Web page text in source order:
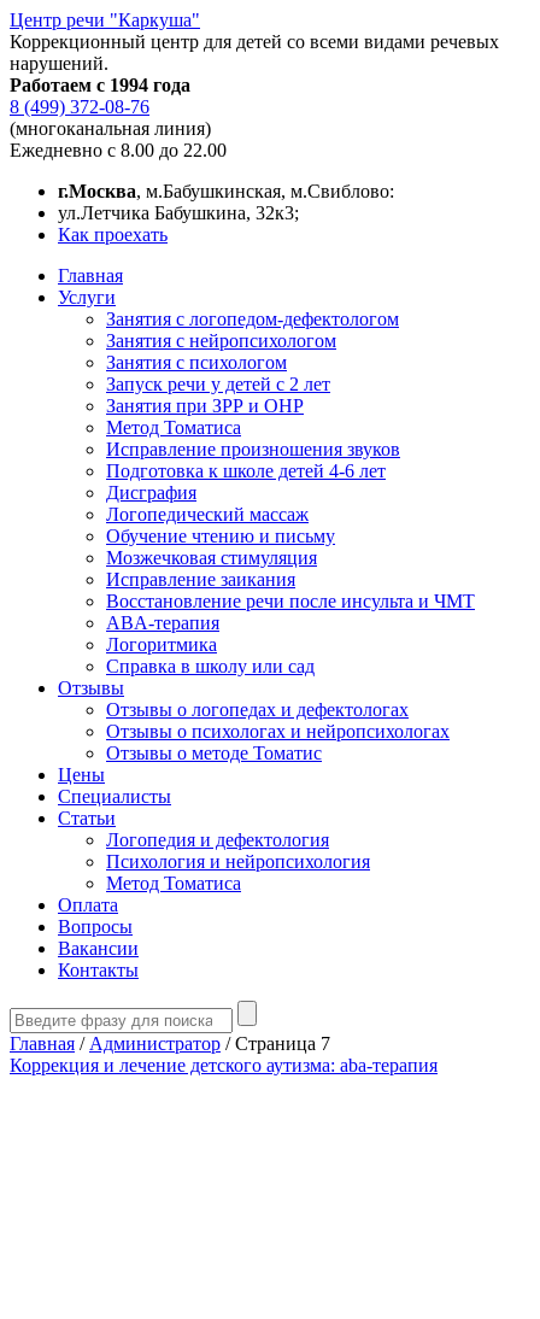
Центр речи "Каркуша"
Коррекционный центр для детей со всеми видами речевых
нарушений.
Работаем с 1994 года
8 (499) 372-08-76
(многоканальная линия)
Ежедневно с 8.00 до 22.00
г.Москва, м.Бабушкинская, м.Свиблово:
ул.Летчика Бабушкина, 32к3;
Как проехать
Главная
Услуги
Занятия с логопедом-дефектологом
Занятия с нейропсихологом
Занятия с психологом
Запуск речи у детей с 2 лет
Занятия при ЗРР и ОНР
Метод Томатиса
Исправление произношения звуков
Подготовка к школе детей 4-6 лет
Дисграфия
Логопедический массаж
Обучение чтению и письму
Мозжечковая стимуляция
Исправление заикания
Восстановление речи после инсульта и ЧМТ
ABA-терапия
Логоритмика
Справка в школу или сад
Отзывы
Отзывы о логопедах и дефектологах
Отзывы о психологах и нейропсихологах
Отзывы о методе Томатис
Цены
Специалисты
Статьи
Логопедия и дефектология
Психология и нейропсихология
Метод Томатиса
Оплата
Вопросы
Вакансии
Контакты
Главная / Администратор / Страница 7
Коррекция и лечение детского аутизма: aba-терапия